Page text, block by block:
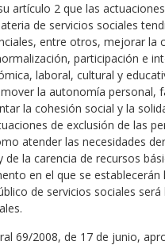
artículo 2 que las
de servicios sociales
entre otros, mejorar la
participación e
laboral, cultural y
la autonomía personal,
la cohesión social y la
de exclusión de las
atender las necesidades
de la carencia de recursos
en el que se establecerán
de servicios sociales será
69/2008, de 17 de junio,